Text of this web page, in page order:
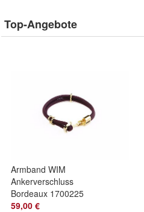
Top-Angebote
Armband WIM
Ankerverschluss
Bordeaux 1700225
59,00 €